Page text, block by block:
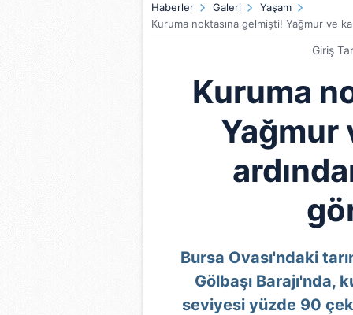
Haberler Galeri
Yaşam
Kuruma noktasına gelmişti! Yağmur ve
Giriş
Kuruma
Yağmur
Bursa Ovası'ndaki
Gölbaşı Barajı'nda,
seviyesi yüzde 90